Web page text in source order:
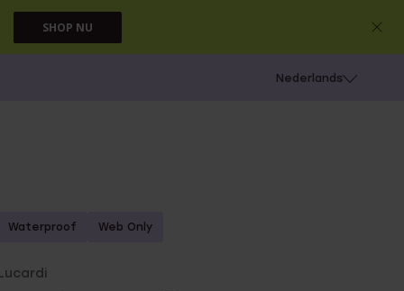
SHOP NU
Nederlands
Waterproof Web Only